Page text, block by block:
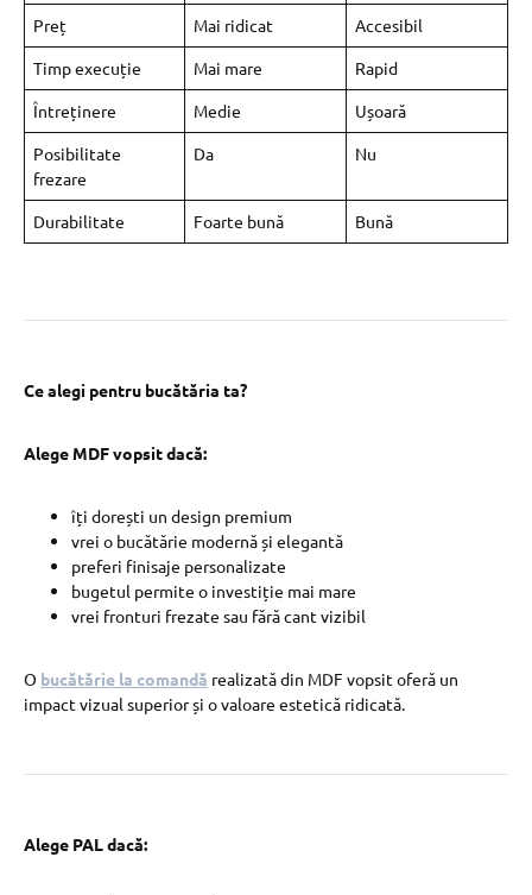
Preț Mai ridicat
Accesibil
Timp execuție
Mai mare
Rapid
Întreținere
Medie
Ușoară
Posibilitate
frezare
Da Nu
Durabilitate Foarte bună Bună
Ce alegi pentru bucătăria ta?
Alege MDF vopsit dacă:
îți dorești un design premium
vrei o bucătărie modernă și elegantă
preferi finisaje personalizate
bugetul permite o investiție mai mare
vrei fronturi frezate sau fără cant vizibil
O bucătărie la comandă realizată din MDF vopsit oferă un
impact vizual superior și o valoare estetică ridicată.
Alege PAL dacă: